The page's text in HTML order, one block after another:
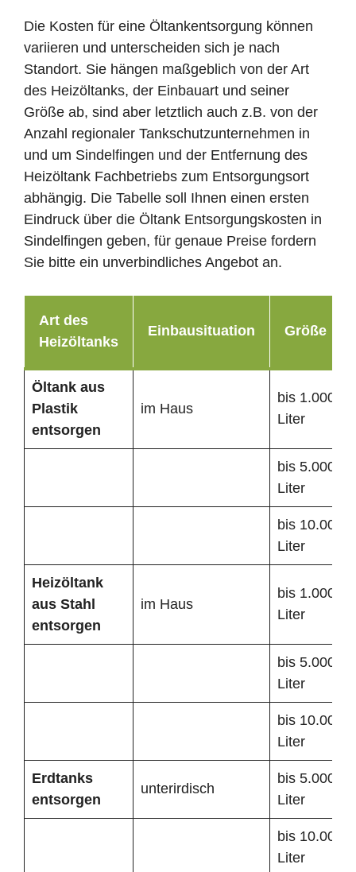
Die Kosten für eine Öltankentsorgung können
variieren und unterscheiden sich je nach
Standort. Sie hängen maßgeblich von der Art
des Heizöltanks, der Einbauart und seiner
Größe ab, sind aber letztlich auch z.B. von der
Anzahl regionaler Tankschutzunternehmen in
und um Sindelfingen und der Entfernung des
Heizöltank Fachbetriebs zum Entsorgungsort
abhängig. Die Tabelle soll Ihnen einen ersten
Eindruck über die Öltank Entsorgungskosten in
Sindelfingen geben, für genaue Preise fordern
Sie bitte ein unverbindliches Angebot an.
Art des
Heizöltanks
Einbausituation Größe
Öltank aus
Plastik
entsorgen
im Haus
bis 1.000
Liter
bis 5.000
Liter
bis 10.000
Liter
Heizöltank
aus Stahl
entsorgen
im Haus
bis 1.000
Liter
bis 5.000
Liter
bis 10.000
Liter
Erdtanks
entsorgen
unterirdisch
bis 5.000
Liter
bis 10.000
Liter